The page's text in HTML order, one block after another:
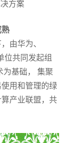
方案
熟
由华为、
位共同发起组
为基础， 集聚
用和管理的绿
产业联盟，共